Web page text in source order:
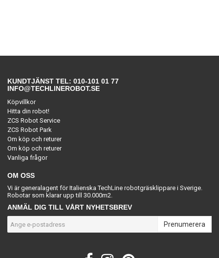
KUNDTJÄNST TEL: 010-101 01 77
INFO@TECHLINEROBOT.SE
Köpvillkor
Hitta din robot!
ZCS Robot Service
ZCS Robot Park
Om köp och returer
Om köp och returer
Vanliga frågor
OM OSS
Vi är generalagent för Italienska TechLine robotgräsklippare i Sverige.
Robotar som klarar upp till 30.000m2.
ANMÄL DIG TILL VÅRT NYHETSBREV
Prenumerera